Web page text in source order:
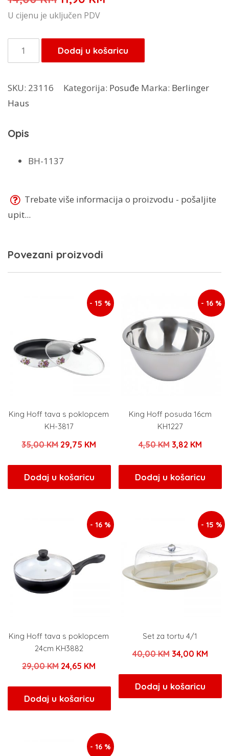
cijena
je:
14,00 KM.
11,90 KM.
U cijenu je uključen PDV
Kalup
za
6/1
količina
Dodaj u košaricu
SKU: 23116 Kategorija: Posuđe Marka: Berlinger
Haus
Opis
BH-1137
Trebate više informacija o proizvodu - pošaljite
upit...
Povezani proizvodi
- 15 %
King Hoff tava s poklopcem
KH-3817
35,00KM Izvorna
bila
je:
29,75 KM
29,75 KM.
Dodaj u košaricu
- 16 %
King Hoff posuda 16cm
KH1227
4,50KM Izvorna
bila
je:
3,82 KM
je:
3,82
Dodaj u košaricu
- 16 %
King Hoff tava s poklopcem
24cm KH3882
29,00KM Izvorna
bila
je:
24,65 KM
24,65 KM.
Dodaj u košaricu
- 15 %
Set za tortu 4/1
40,00KM Izvorna
bila
je:
34,00 KM
Dodaj u košaricu
- 16 %